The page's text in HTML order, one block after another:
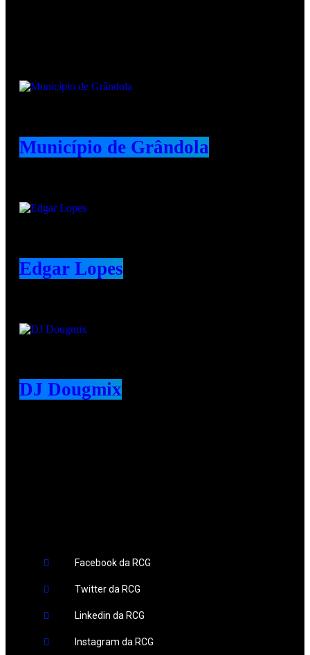
Município de Grândola
Edgar Lopes
DJ Dougmix
Facebook da RCG
Twitter da RCG
Linkedin da RCG
Instagram da RCG